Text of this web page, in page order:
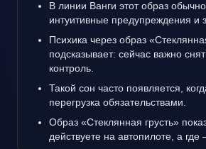
В линии Ванги этот образ
интуитивные предупреждения и
Психика через образ
подсказывает: сейчас важно
контроль.
Такой сон часто появляется,
перегрузка обязательствами.
Образ «Стеклянная грусть»
действуете на автопилоте, а где